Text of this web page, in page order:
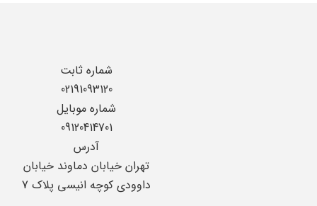
شماره ثابت
02191093120
شماره موبایل
09120414701
آدرس
تهران خیابان دماوند خیابان
داوودی کوچه انیسی پلاک 7